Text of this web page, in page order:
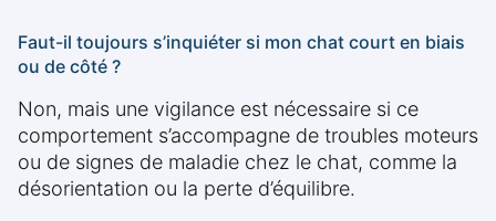
Faut-il toujours s’inquiéter si mon chat court en biais
ou de côté ?
Non, mais une vigilance est nécessaire si ce
comportement s’accompagne de troubles moteurs
ou de signes de maladie chez le chat, comme la
désorientation ou la perte d’équilibre.